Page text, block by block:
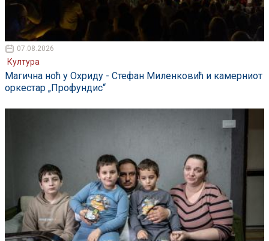
07.08.2026
Култура
Магична ноћ у Охриду - Стефан Миленковић и камерниот
оркестар „Профундис“